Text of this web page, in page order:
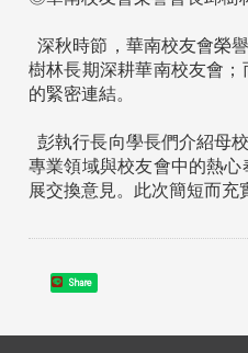
深秋時節，華南校友會榮
樹林長期深耕華南校友會
的緊密連結。
彭執行長向學長們介紹母
專業領域與校友會中的熱
展交換意見。此次簡短而
Share